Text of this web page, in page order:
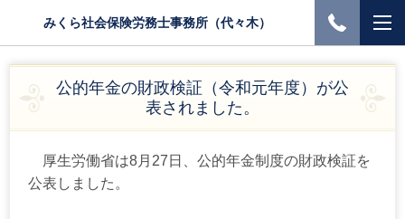
みくら社会保険労務士事務所（代々木）
公的年金の財政検証（令和元年度）が公
表されました。
厚生労働省は8月27日、公的年金制度の財政検証を
公表しました。